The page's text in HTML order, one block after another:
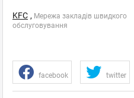
Вокзальна, Університет
Київ, Л.Українки -
KFC , Мережа закладів швидкого
обслуговування
facebook twitter